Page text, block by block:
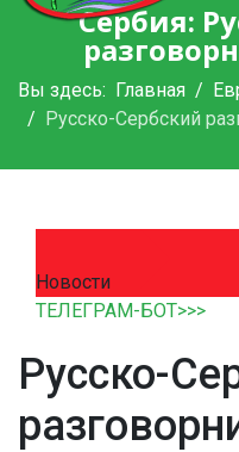
Сербия:
Вы здесь: Главная
Русско-Сербский
Новости
ТЕЛЕГРАМ-БОТ>>>
Русско-